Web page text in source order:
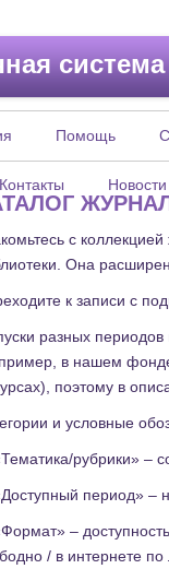
Помощь
Контакты
Новости
с
Она
к записи с
разных
в нашем
поэтому в
и условные
рубрики» –
период» –
–
/ в интернете